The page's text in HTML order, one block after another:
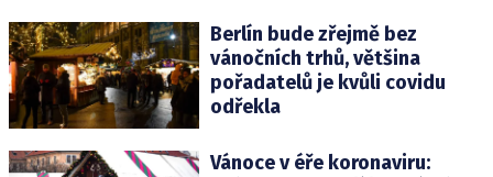
Berlín bude zřejmě bez
vánočních trhů, většina
pořadatelů je kvůli covidu
odřekla
Vánoce v éře koronaviru: